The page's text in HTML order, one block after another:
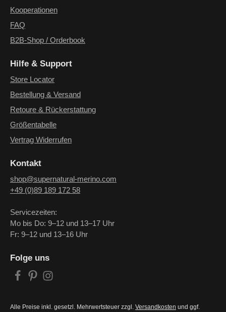
Folge uns
Alle Preise inkl. gesetzl. Mehrwertsteuer zzgl. Versandkosten und ggf.
Kooperationen
FAQ
B2B-Shop / Orderbook
Hilfe & Support
Store Locator
Bestellung & Versand
Retoure & Rückerstattung
Größentabelle
Vertrag Widerrufen
Kontakt
shop@supernatural-merino.com
+49 (0)89 189 172 58
Servicezeiten:
Mo bis Do: 9–12 und 13–17 Uhr
Fr: 9–12 und 13–16 Uhr